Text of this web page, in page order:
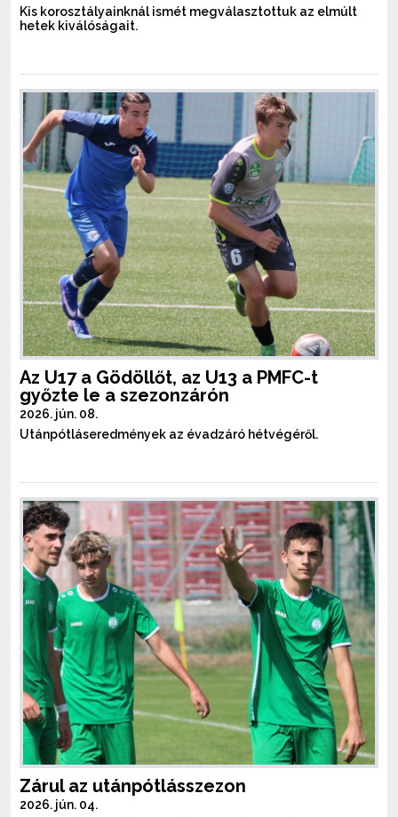
Kis korosztályainknál ismét megválasztottuk az elmúlt
hetek kiválóságait.
Az U17 a Gödöllőt, az U13 a PMFC-t
győzte le a szezonzárón
2026. jún. 08.
Utánpótláseredmények az évadzáró hétvégéről.
Zárul az utánpótlásszezon
2026. jún. 04.